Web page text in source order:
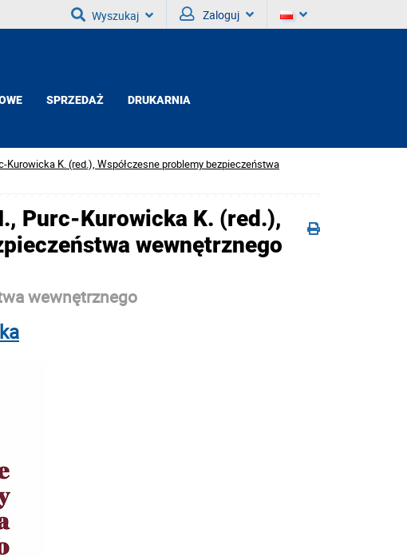
Wyszukaj Zaloguj
SPRZEDAŻ DRUKARNIA
Kurowicka K. (red.), Współczesne problemy bezpieczeństwa
Purc-Kurowicka K. (red.),
wewnętrznego
wewnętrznego